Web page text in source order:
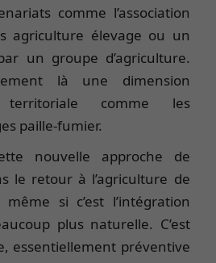
comme l’association
agriculture élevage ou un
un groupe d’agriculture.
là une dimension
comme les
paille-fumier.
nouvelle approche de
le retour à l’agriculture de
si c’est l’intégration
plus naturelle. C’est
essentiellement préventive